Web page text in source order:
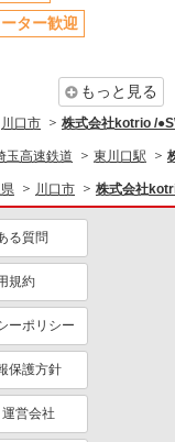
）あり
り
代～）活躍中
り
ター歓迎
もっと見る
川口市 株式会社kotrio /
玉高速鉄道 東川口駅
川口市 株式会社
る質問
規約
ーポリシー
保護方針
営会社